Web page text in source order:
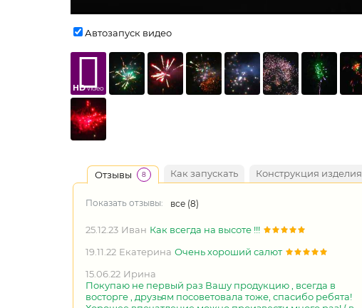
Автозапуск видео
HDvideo
Отзывы 8 Как запускать Конструкция изделия
Показать отзывы: все (8)
25.12.23 Иван Как всегда на высоте !!!
19.11.22 Екатерина Очень хороший салют
15.06.22 Ирина
Покупаю не первый раз Вашу продукцию , всегда в
восторге , друзьям посоветовала тоже, спасибо ребята!